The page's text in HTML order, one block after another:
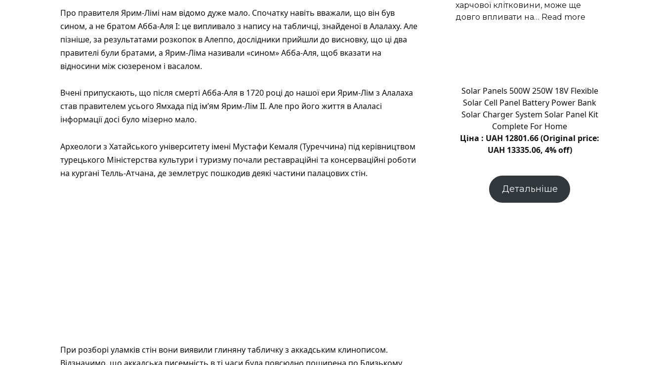
Про правителя Ярим-Лімі нам відомо дуже мало. Спочатку навіть вважали, що він був
сином, а не братом Абба-Аля I: це випливало з напису на табличці, знайденої в Алалаху. Але
пізніше, за результатами розкопок в Алеппо, дослідники прийшли до висновку, що ці два
правителі були братами, а Ярим-Ліма називали «сином» Абба-Аля, щоб вказати на
відносини між сюзереном і васалом.
Вчені припускають, що після смерті Абба-Аля в 1720 році до нашої ери Ярим-Лім з Алалаха
став правителем усього Ямхада під ім’ям Ярим-Лім II. Але про його життя в Алаласі
інформації досі було мізерно мало.
Археологи з Хатайського університету імені Мустафи Кемаля (Туреччина) під керівництвом
турецького Міністерства культури і туризму почали реставраційні та консерваційні роботи
на кургані Телль-Атчана, де землетрус пошкодив деякі частини палацових стін.
При розборі уламків стін вони виявили глиняну табличку з аккадським клинописом.
харчової клітковини, може ще
довго впливати на… Read more
протизапальну
пам’ять
Solar Panels 500W 250W 18V Flexible
Solar Cell Panel Battery Power Bank
Solar Charger System Solar Panel Kit
Complete For Home
Ціна : UAH 12801.66 (Original price:
UAH 13335.06, 4% off)
Детальніше